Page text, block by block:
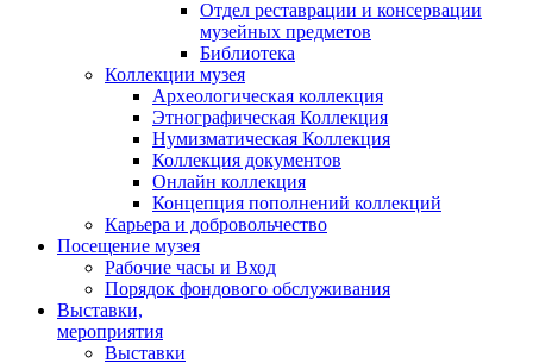
Отдел реставрации и консервации
музейных предметов
Библиотека
Коллекции музея
Археологическая коллекция
Этнографическая Коллекция
Нумизматическая Коллекция
Коллекция документов
Онлайн коллекция
Концепция пополнений коллекций
Карьера и добровольчество
Посещение музея
Рабочие часы и Вход
Порядок фондового обслуживания
Выставки,
мероприятия
Выставки